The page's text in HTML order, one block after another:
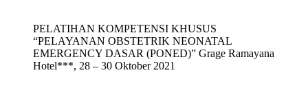
PELATIHAN KOMPETENSI KHUSUS
“PELAYANAN OBSTETRIK NEONATAL
EMERGENCY DASAR (PONED)” Grage Ramayana
Hotel***, 28 – 30 Oktober 2021